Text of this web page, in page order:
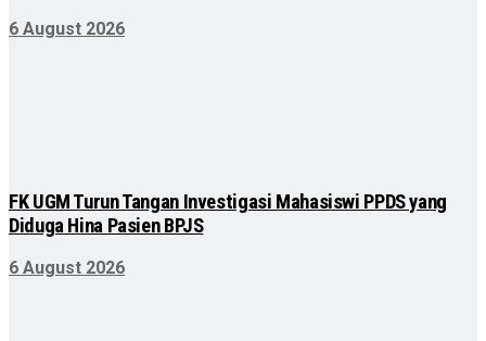
6 August 2026
FK UGM Turun Tangan Investigasi Mahasiswi PPDS yang
Diduga Hina Pasien BPJS
6 August 2026